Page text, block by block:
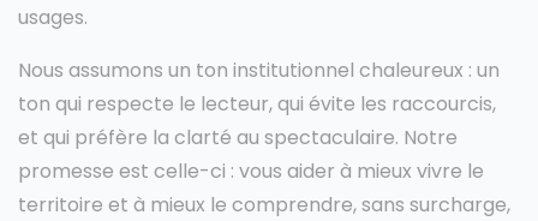
usages.
Nous assumons un ton institutionnel chaleureux : un
ton qui respecte le lecteur, qui évite les raccourcis,
et qui préfère la clarté au spectaculaire. Notre
promesse est celle-ci : vous aider à mieux vivre le
territoire et à mieux le comprendre, sans surcharge,